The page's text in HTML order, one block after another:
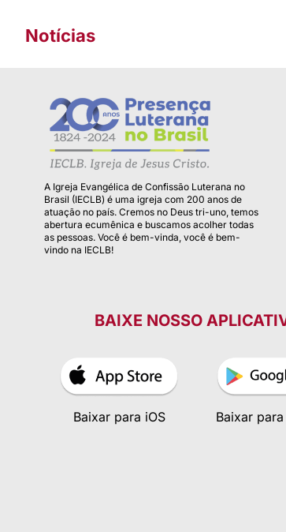
Notícias
A Igreja Evangélica de Confissão Luterana no
Brasil (IECLB) é uma igreja com 200 anos de
atuação no país. Cremos no Deus tri-uno, temos
abertura ecumênica e buscamos acolher todas
as pessoas. Você é bem-vinda, você é bem-
vindo na IECLB!
BAIXE NOSSO
Baixar para iOS Baixar